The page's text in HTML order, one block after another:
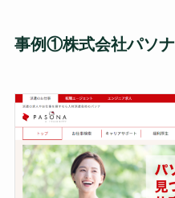
事例①株式会社パソナ